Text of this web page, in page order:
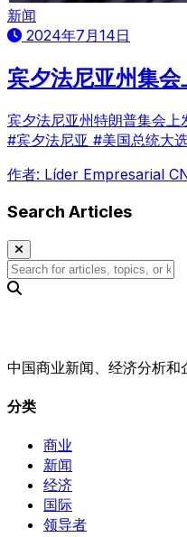
新闻
2024年7月14日
宾夕法尼亚州集
宾夕法尼亚州特朗普集会
#宾夕法尼亚 #美国总统大
作者: Líder Empresarial
Search Articles
中国商业新闻、经济分析和
分类
商业
新闻
经济
国际
领导者